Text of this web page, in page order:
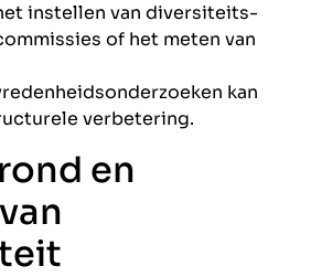
instellen van diversiteits-
of het meten van
kan
verbetering.
en